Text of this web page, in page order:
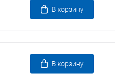
В корзину
В корзину